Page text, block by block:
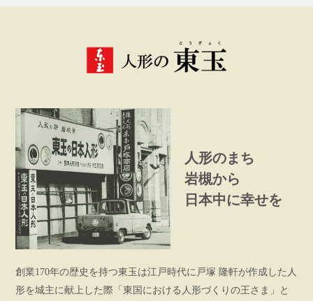
人形のまち
岩槻から
日本中に幸せを
創業170年の歴史を持つ東玉は江戸時代に戸塚 隆軒が作成した人
形を城主に献上した際「東国における人形づくりの王さま」と